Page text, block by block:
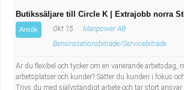
Butikssäljare till Circle K | Extrajobb norra
Ansök Okt 15
Manpower AB
Bensinstationsbiträde/Servicebiträde
Är du flexibel och tycker om en varierande arbetsdag,
arbetsplatser och kunder? Sätter du kunden i fokus
Trivs du med självständigt arbete och tar stort ansvar